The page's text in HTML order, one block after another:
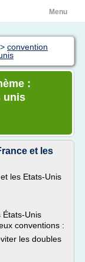
Menu
> convention
:
unis
et les
les Etats-Unis
États-Unis
conventions :
les doubles